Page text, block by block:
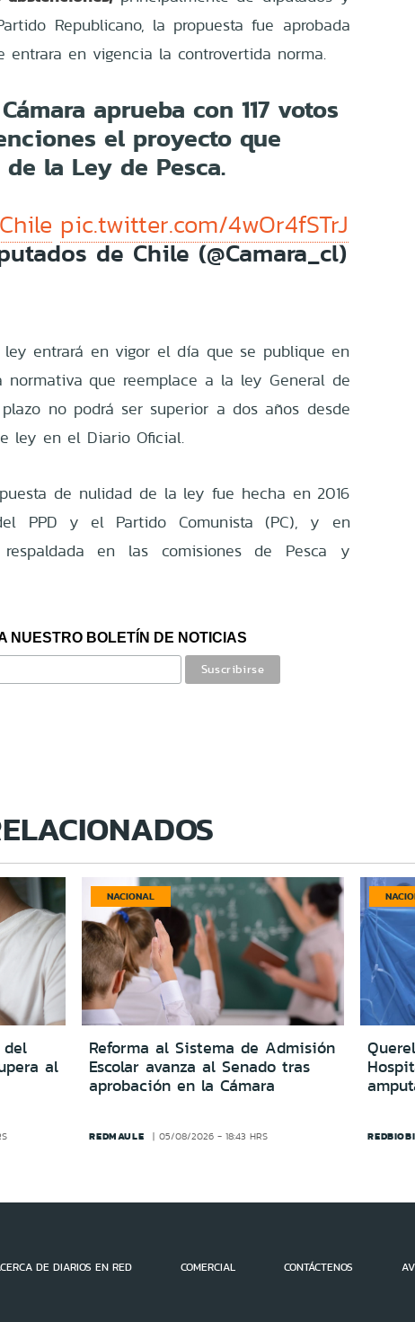
Republicano, la propuesta fue aprobada
entrara en vigencia la controvertida norma.
aprueba con 117 votos
el proyecto que
la Ley de Pesca.
pic.twitter.com/4wOr4fSTrJ
de Chile (@Camara_cl)
entrará en vigor el día que se publique en
que reemplace a la ley General de
no podrá ser superior a dos años desde
ley en el Diario Oficial.
de nulidad de la ley fue hecha en 2016
PPD y el Partido Comunista (PC), y en
en las comisiones de Pesca y
NUESTRO BOLETÍN DE NOTICIAS
al
NACIONAL
Reforma al Sistema de Admisión
Escolar avanza al Senado tras
aprobación en la Cámara
REDMAULE 05/08/2026 - 18:43 HRS
DE DIARIOS EN RED COMERCIAL CONTÁCTENOS